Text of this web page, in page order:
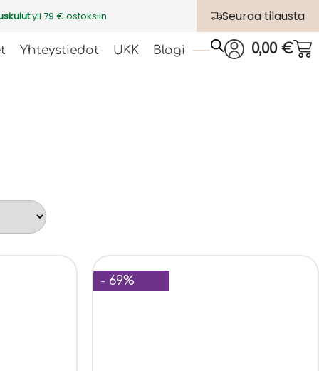
yli 79 € ostoksiin Seuraa tilausta
Yhteystiedot UKK Blogi 0,00 €
- 69%